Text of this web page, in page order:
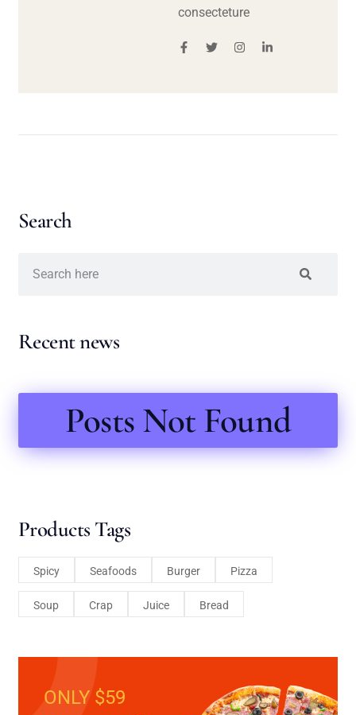
consecteture
Search
Recent news
Posts Not Found
Products Tags
Spicy Seafoods Burger Pizza
Soup Crap Juice Bread
ONLY $59